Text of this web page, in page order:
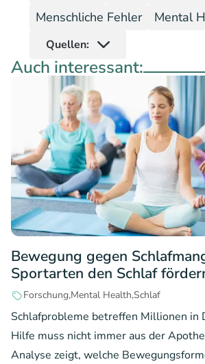
Menschliche Fehler
Mental
Quellen:
Auch interessant:
Bewegung gegen
Sportarten den Schlaf
ForschungMental HealthSchlaf
Schlafprobleme betreffen Millionen in
Hilfe muss nicht immer aus der
Analyse zeigt, welche